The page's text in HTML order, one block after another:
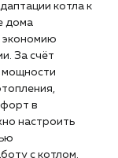
котла к
дома
экономию
За счёт
мощности
в
настроить
с котлом.